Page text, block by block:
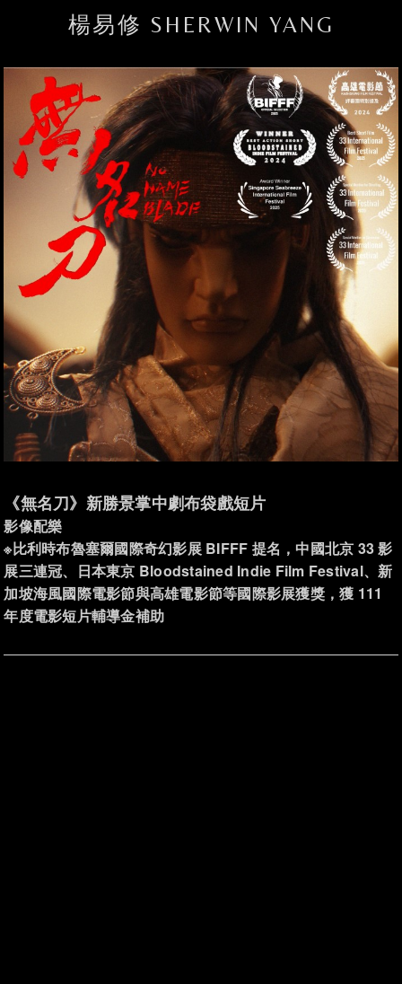
楊易修 SHERWIN YANG
《無名刀》新勝景掌中劇布袋戲短片
影像配樂
※比利時布魯塞爾國際奇幻影展 BIFFF 提名，中國北京 33 影
展三連冠、⽇本東京 Bloodstained Indie Film Festival、新
加坡海風國際電影節與高雄電影節等國際影展獲獎，獲 111
年度電影短片輔導金補助